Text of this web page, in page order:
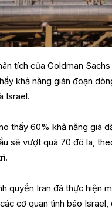
tích của Goldman
khả năng gián đoạn
Israel.
thấy 60% khả năng giá
sẽ vượt quá 70 đô la,
quyền Iran đã thực hiện
cơ quan tình báo